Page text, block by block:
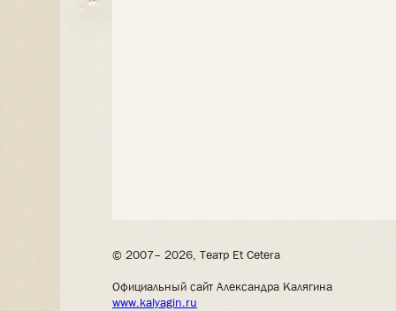
© 2007– 2026, Театр Et Cetera
Официальный сайт Александра Калягина
www.kalyagin.ru